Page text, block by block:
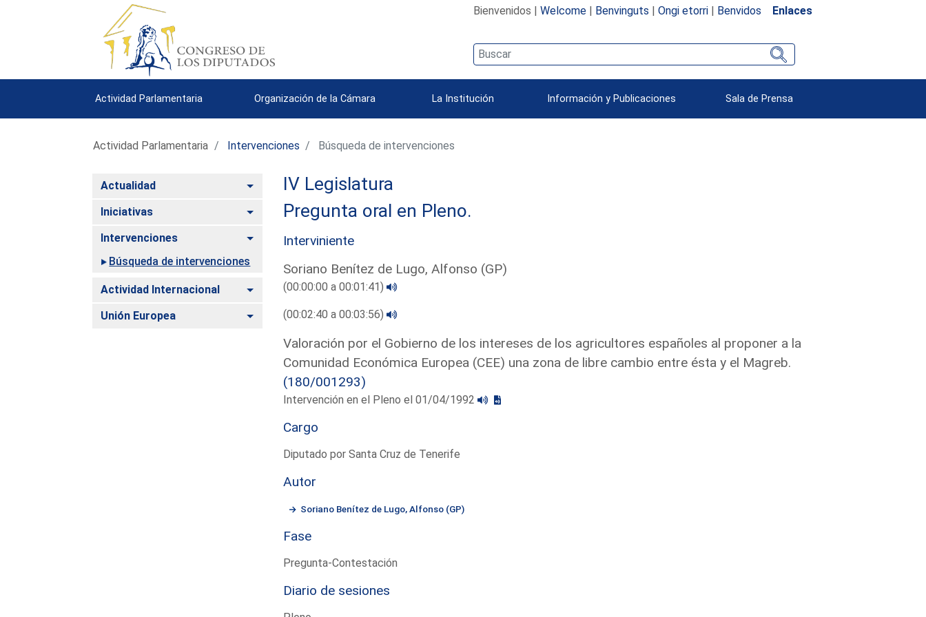
Bienvenidos | Welcome| Benvinguts | Ongi etorri| Benvidos Enlaces
Actividad Parlamentaria Organización de la Cámara La Institución Información y Publicaciones Sala de Prensa
Actividad Parlamentaria Intervenciones Búsqueda de intervenciones
Actualidad Alternar
Iniciativas Alternar
Intervenciones
Alternar
Búsqueda de intervenciones
Actividad Internacional Alternar
Unión Europea Alternar
IV Legislatura
Pregunta oral en Pleno.
Interviniente
Soriano Benítez de Lugo, Alfonso (GP)
(00:00:00 a 00:01:41)
(00:02:40 a 00:03:56)
Valoración por el Gobierno de los intereses de los agricultores españoles al proponer a la
Comunidad Económica Europea (CEE) una zona de libre cambio entre ésta y el Magreb.
(180/001293)
Intervención en el Pleno el 01/04/1992
Cargo
Diputado por Santa Cruz de Tenerife
Autor
Soriano Benítez de Lugo, Alfonso (GP)
Fase
Pregunta-Contestación
Diario de sesiones